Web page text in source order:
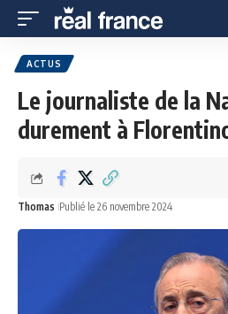
ACTUS
Le journaliste de la
durement à
Thomas Publié le 26 novembre 2024